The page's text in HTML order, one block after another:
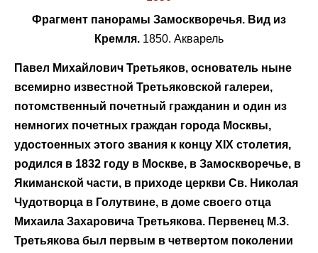
Фрагмент панорамы Замоскворечья. Вид из
Кремля. 1850. Акварель
Павел Михайлович Третьяков, основатель ныне
всемирно известной Третьяковской галереи,
потомственный почетный гражданин и один из
немногих почетных граждан города Москвы,
удостоенных этого звания к концу XIX столетия,
родился в 1832 году в Москве, в Замоскворечье, в
Якиманской части, в приходе церкви Св. Николая
Чудотворца в Голутвине, в доме своего отца
Михаила Захаровича Третьякова. Первенец М.З.
Третьякова был первым в четвертом поколении